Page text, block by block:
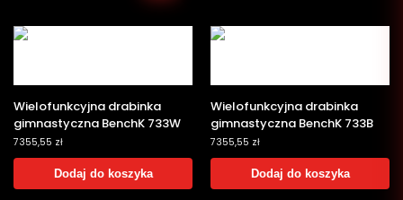
Wielofunkcyjna drabinka
gimnastyczna BenchK 733W
7355,55 zł
Dodaj do koszyka
Wielofunkcyjna drabinka
gimnastyczna BenchK 733B
7355,55 zł
Dodaj do koszyka